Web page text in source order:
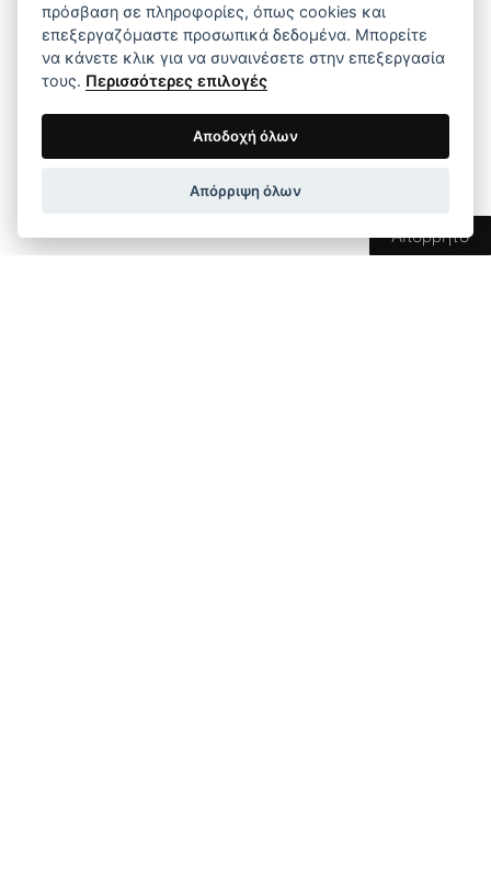
Απόρρητο
ΒΙ.ΠΕ. Ιωαννίνων
Τ.Θ. 239, Τ.Κ. 45 500
Τ. 26510 03131
F. 26510 03133
E. info@dimstel.gr
πρόσβαση σε πληροφορίες, όπως cookies και
επεξεργαζόμαστε προσωπικά δεδομένα. Μπορείτε
να κάνετε κλικ για να συναινέσετε στην επεξεργασία
τους. Περισσότερες επιλογές
Αποδοχή όλων
Απόρριψη όλων